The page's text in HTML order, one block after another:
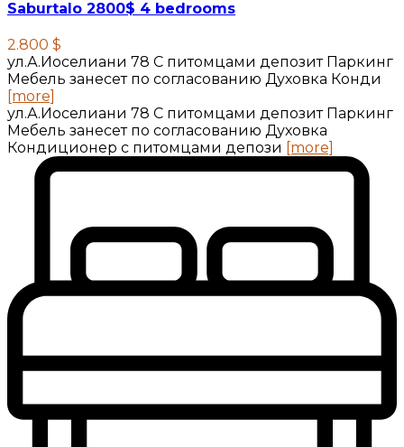
Saburtalo 2800$ 4 bedrooms
2.800 $
ул.А.Иоселиани 78 С питомцами депозит Паркинг
Мебель занесет по согласованию Духовка Конди
[more]
ул.А.Иоселиани 78 С питомцами депозит Паркинг
Мебель занесет по согласованию Духовка
Кондиционер с питомцами депози [more]